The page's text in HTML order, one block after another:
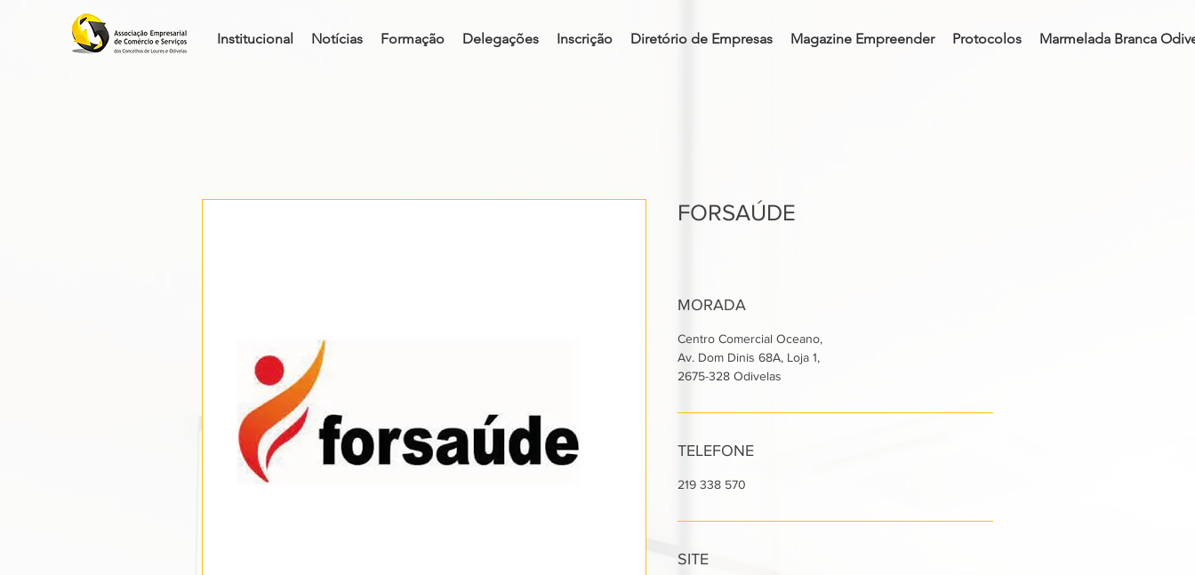
Institucional Notícias Formação Delegações Inscrição Diretório de Empresas Magazine Empreender Protocolos Marmelada Branca
FORSAÚDE
MORADA
Centro Comercial Oceano,
Av. Dom Dinis 68A, Loja 1,
2675-328 Odivelas
TELEFONE
219 338 570
SITE